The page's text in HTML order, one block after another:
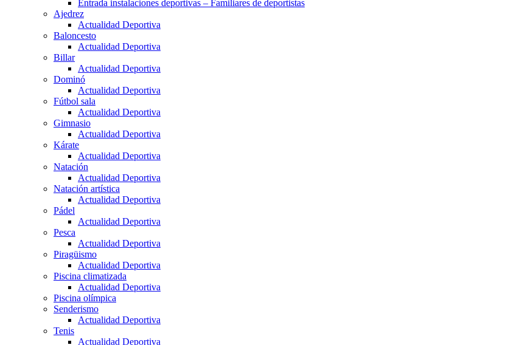
Entrada instalaciones deportivas – Familiares de deportistas
Ajedrez
Actualidad Deportiva
Baloncesto
Actualidad Deportiva
Billar
Actualidad Deportiva
Dominó
Actualidad Deportiva
Fútbol sala
Actualidad Deportiva
Gimnasio
Actualidad Deportiva
Kárate
Actualidad Deportiva
Natación
Actualidad Deportiva
Natación artística
Actualidad Deportiva
Pádel
Actualidad Deportiva
Pesca
Actualidad Deportiva
Piragüismo
Actualidad Deportiva
Piscina climatizada
Actualidad Deportiva
Piscina olímpica
Senderismo
Actualidad Deportiva
Tenis
Actualidad Deportiva